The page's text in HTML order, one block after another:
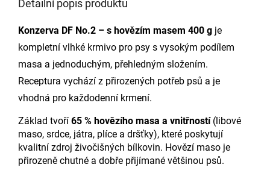
Detailní popis produktu
Konzerva DF No.2 – s hovězím masem 400 g je
kompletní vlhké krmivo pro psy s vysokým podílem
masa a jednoduchým, přehledným složením.
Receptura vychází z přirozených potřeb psů a je
vhodná pro každodenní krmení.
Základ tvoří 65 % hovězího masa a vnitřností(libové
maso, srdce, játra, plíce a dršťky), které poskytují
kvalitní zdroj živočišných bílkovin. Hovězí maso je
přirozeně chutné a dobře přijímané většinou psů.